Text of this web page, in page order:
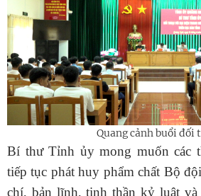
Quang cảnh buổi đối
Bí thư Tỉnh ủy mong muốn các
tiếp tục phát huy phẩm chất Bộ
chí, bản lĩnh, tinh thần kỷ luật và